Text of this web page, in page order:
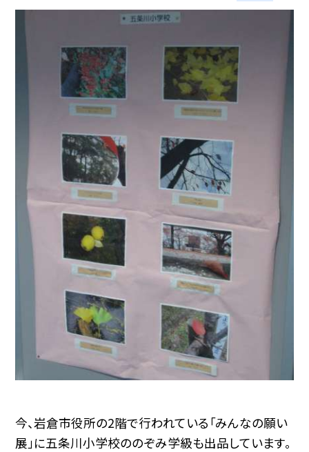
今、岩倉市役所の2階で行われている「みんなの願い
展」に五条川小学校ののぞみ学級も出品しています。